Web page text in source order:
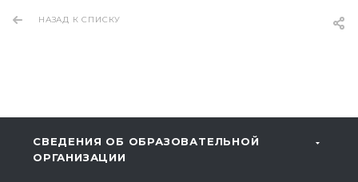
НАЗАД К СПИСКУ
СВЕДЕНИЯ ОБ ОБРАЗОВАТЕЛЬНОЙ
ОРГАНИЗАЦИИ